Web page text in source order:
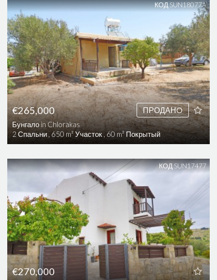
ПРОДАНO
€265,000
Бунгало in Chlorakas
2 Спальни , 650 m² Участок , 60 m² Покрытый
КОД SUN18077A
€270,000
КОД SUN17477